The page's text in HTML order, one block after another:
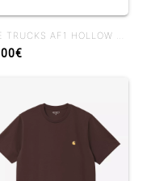
ACE TRUCKS AF1 HOLLOW POLISHED